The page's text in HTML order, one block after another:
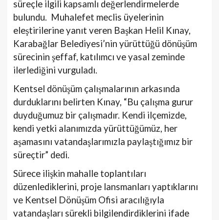
süreçle ilgili kapsamlı değerlendirmelerde
bulundu. Muhalefet meclis üyelerinin
eleştirilerine yanıt veren Başkan Helil Kınay,
Karabağlar Belediyesi’nin yürüttüğü dönüşüm
sürecinin şeffaf, katılımcı ve yasal zeminde
ilerlediğini vurguladı.
Kentsel dönüşüm çalışmalarının arkasında
durduklarını belirten Kınay, “Bu çalışma gurur
duyduğumuz bir çalışmadır. Kendi ilçemizde,
kendi yetki alanımızda yürüttüğümüz, her
aşamasını vatandaşlarımızla paylaştığımız bir
süreçtir” dedi.
Sürece ilişkin mahalle toplantıları
düzenlediklerini, proje lansmanları yaptıklarını
ve Kentsel Dönüşüm Ofisi aracılığıyla
vatandaşları sürekli bilgilendirdiklerini ifade